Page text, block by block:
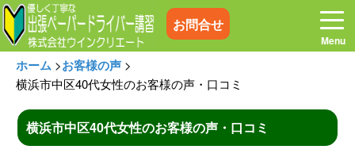
お問合せ
ホーム お電話はこちら
ホーム >お客様の声 >
横浜市中区40代女性のお客様の声・口コミ
横浜市中区40代女性のお客様の声・口コミ